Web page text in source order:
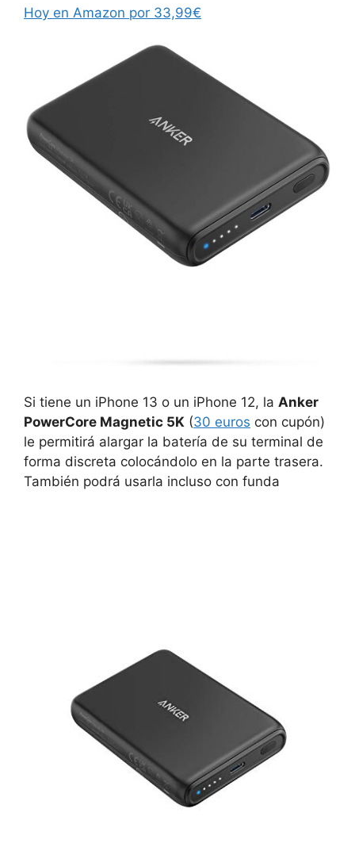
Hoy en Amazon por 33,99€
Si tiene un iPhone 13 o un iPhone 12, la Anker
PowerCore Magnetic 5K (30 euros con cupón)
le permitirá alargar la batería de su terminal de
forma discreta colocándolo en la parte trasera.
También podrá usarla incluso con funda